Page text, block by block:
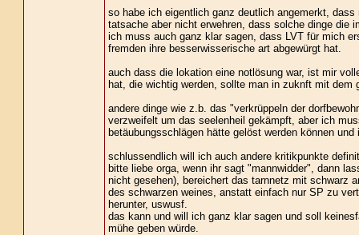
so habe ich eigentlich ganz deutlich angemerkt,
tatsache aber nicht erwehren, dass solche dinge die
ich muss auch ganz klar sagen, dass LVT für mich
fremden ihre besserwisserische art abgewürgt hat.
auch dass die lokation eine notlösung war, ist mir
hat, die wichtig werden, sollte man in zuknft mit
andere dinge wie z.b. das "verkrüppeln der
verzweifelt um das seelenheil gekämpft, aber ich
betäubungsschlägen hätte gelöst werden können
schlussendlich will ich auch andere kritikpunkte
bitte liebe orga, wenn ihr sagt "mannwidder", dann
nicht gesehen), bereichert das tarnnetz mit schwarz
des schwarzen weines, anstatt einfach nur SP zu
herunter, uswusf.
das kann und will ich ganz klar sagen und soll
mühe geben würde.